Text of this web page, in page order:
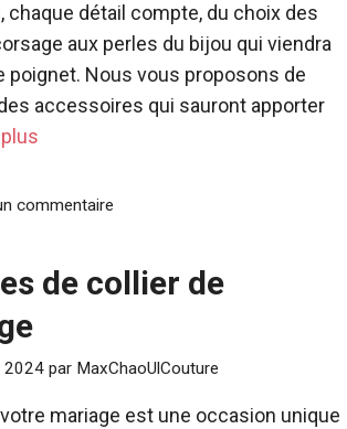
chaque détail compte, du choix des
aux perles du bijou qui viendra
poignet. Nous vous proposons de
accessoires qui sauront apporter
commentaire
de collier de
2024 par MaxChaoUlCouture
mariage est une occasion unique